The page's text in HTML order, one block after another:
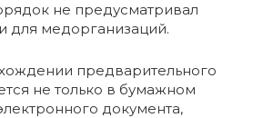
не предусматривал
для медорганизаций.
предварительного
не только в бумажном
документа,